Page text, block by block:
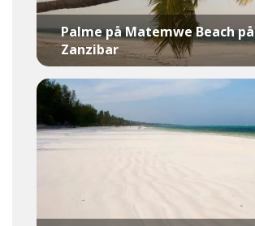
Palme på Matemwe Beach på
Zanzibar